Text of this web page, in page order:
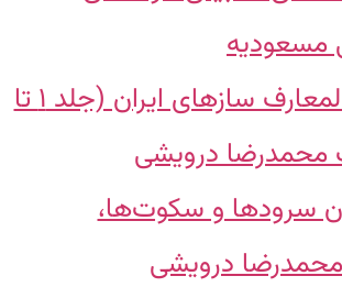
مسعودیه
دایرةالمعارف سازهای ایران (جلد ۱ تا
سرودها و سکوت‌ها،
درویشی